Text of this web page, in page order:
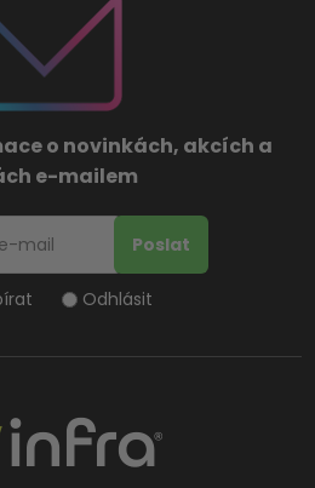
o novinkách, akcích a
e-mailem
Odhlásit